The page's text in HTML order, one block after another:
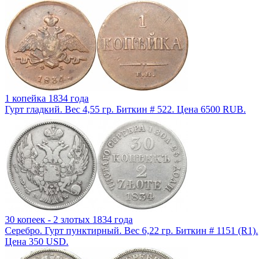
1 копейка 1834 года
Гурт гладкий. Вес 4,55 гр. Биткин # 522. Цена 6500 RUB.
30 копеек - 2 злотых 1834 года
Серебро. Гурт пунктирный. Вес 6,22 гр. Биткин # 1151 (R1).
Цена 350 USD.